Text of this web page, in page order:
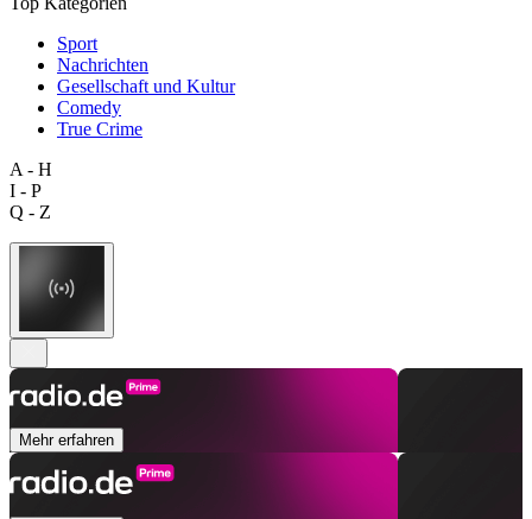
Sport
Nachrichten
Gesellschaft und Kultur
Comedy
True Crime
A - H
I - P
Q - Z
Mehr erfahren